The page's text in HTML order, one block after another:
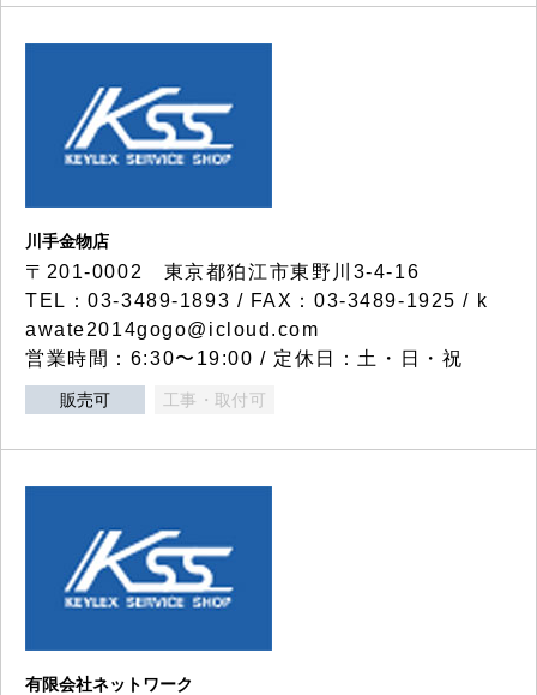
川手金物店
〒201-0002 東京都狛江市東野川3-4-16
TEL：03-3489-1893 / FAX：03-3489-1925 / k
awate2014gogo@icloud.com
営業時間：6:30〜19:00 / 定休日：土・日・祝
販売可 工事・取付可
有限会社ネットワーク